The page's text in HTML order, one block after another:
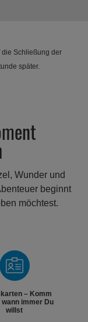
die Schließung der
später.
Wunder und
beginnt
möchtest.
– Komm
immer Du
willst